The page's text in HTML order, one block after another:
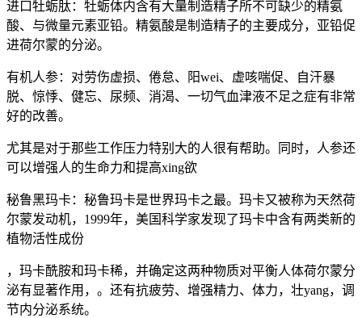
进口牡蛎肽：牡蛎体内含有大量制造精子所不可缺少的精氨
酸、与微量元素亚铅。精氨酸是制造精子的主要成分，亚铅促
进荷尔蒙的分泌。
有机人参：对劳伤虚损、倦怠、阳wei、虚咳喘促、自汗暴
脱、惊悸、健忘、尿频、消渴、一切气血津液不足之症有非常
好的改善。
尤其是对于那些工作压力特别大的人很有帮助。同时，人参还
可以增强人的生命力和提高xing欲
秘鲁黑玛卡：秘鲁玛卡是世界玛卡之最。玛卡又被称为天然荷
尔蒙发动机，1999年，美国科学家发现了玛卡中含有两类新的
植物活性成份
，玛卡酰胺和玛卡稀，并确定这两种物质对平衡人体荷尔蒙分
泌有显著作用，。还有抗疲劳、增强精力、体力，壮yang，调
节内分泌系统。